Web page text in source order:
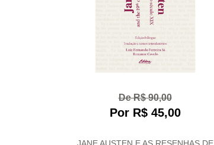
De R$ 90,00
Por R$ 45,00